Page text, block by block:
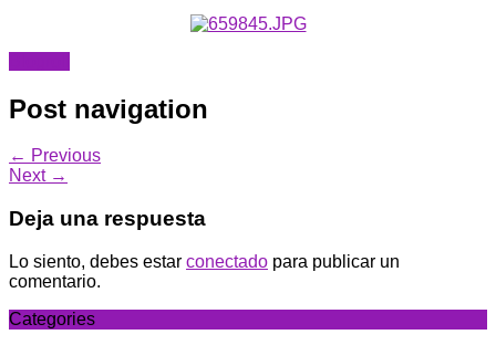
Post navigation
← Previous
Next →
Deja una respuesta
Lo siento, debes estar conectado para publicar un
comentario.
Categories